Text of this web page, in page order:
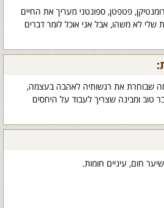
פטפטן, ספונטני מעריך את החיים
לא משהו, אבל אני אוכל לומר דברים
שבוחרת את רגשותיה לאהבה בעצמה,
טוב ומבינה שצריך לעבוד על היחסים
חום, עיניים חומות.